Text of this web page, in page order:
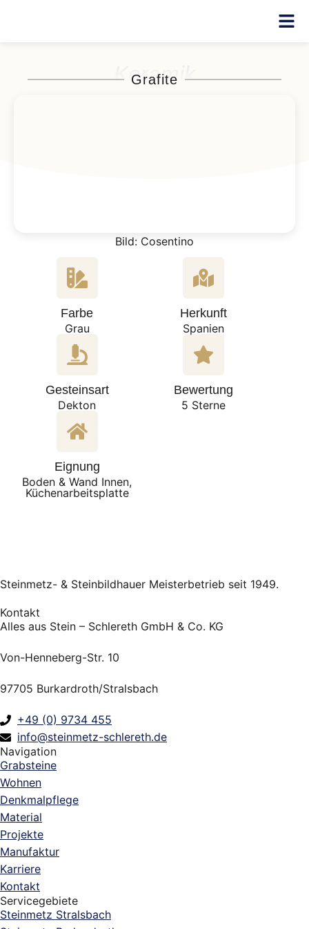
Keramik
Grafite
Bild: Cosentino
Farbe
Grau
Herkunft
Spanien
Gesteinsart
Dekton
Bewertung
5 Sterne
Eignung
Boden & Wand Innen,
Küchenarbeitsplatte
Steinmetz- & Steinbildhauer Meisterbetrieb seit 1949.
Kontakt
Alles aus Stein – Schlereth GmbH & Co. KG
Von-Henneberg-Str. 10
97705 Burkardroth/Stralsbach
+49 (0) 9734 455
info@steinmetz-schlereth.de
Navigation
Grabsteine
Wohnen
Denkmalpflege
Material
Projekte
Manufaktur
Karriere
Kontakt
Servicegebiete
Steinmetz Stralsbach